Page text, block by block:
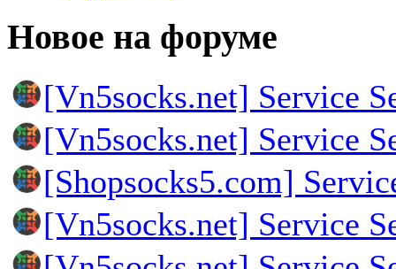
Новое на форуме
[Vn5socks.net] Service
[Vn5socks.net] Service
[Shopsocks5.com]
[Vn5socks.net] Service